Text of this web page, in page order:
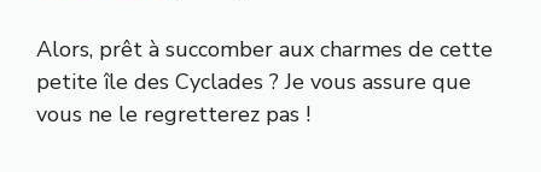
Alors, prêt à succomber aux charmes de cette
petite île des Cyclades ? Je vous assure que
vous ne le regretterez pas !